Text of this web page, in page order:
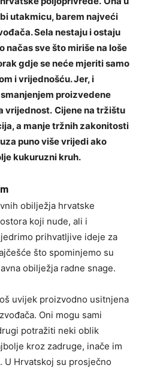
utakmicu, barem najveći
Sela nestaju i ostaju
načas sve što miriše na loše
gdje se neće mjeriti samo
i vrijednošću. Jer, i
proizvedene
vrijednost. Cijene na tržištu
a manje tržnih zakonitosti
puno više vrijedi ako
kukuruzni kruh.
obilježja hrvatske
koji nude, ali i
prihvatljive ideje za
što spominjemo su
obilježja radne snage.
uvijek proizvodno usitnjena
Oni mogu sami
potražiti neki oblik
kroz zadruge, inače im
U Hrvatskoj su prosječno